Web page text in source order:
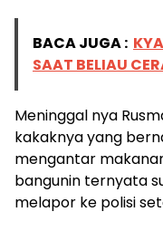
BACA JUGA :
SAAT BELIAU
Meninggal nya
kakaknya yang
mengantar
bangunin ternyata
melapor ke polisi